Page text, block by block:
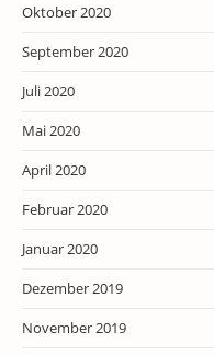
Oktober 2020
September 2020
Juli 2020
Mai 2020
April 2020
Februar 2020
Januar 2020
Dezember 2019
November 2019